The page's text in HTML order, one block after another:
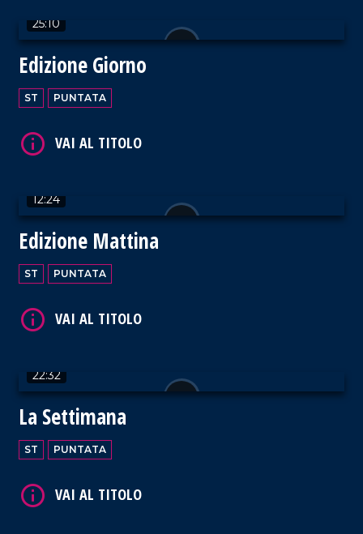
25:10
Edizione Giorno
ST PUNTATA
12:24
Edizione Mattina
ST PUNTATA
22:32
La Settimana
ST PUNTATA